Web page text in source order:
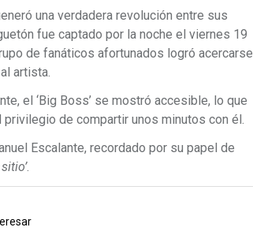
una verdadera revolución entre sus
fue captado por la noche el viernes 19
de fanáticos afortunados logró acercarse
artista.
el ‘Big Boss’ se mostró accesible, lo que
de compartir unos minutos con él.
Escalante, recordado por su papel de
.